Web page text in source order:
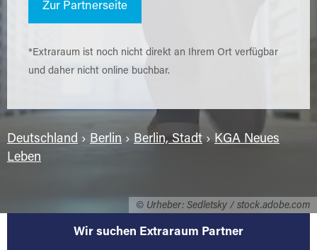
© Urheber: Sedletsky / stock.adobe.com
Zur Partnerseite
*Extraraum ist noch nicht direkt an Ihrem Ort verfügbar
und daher nicht online buchbar.
Deutschland › Berlin › Berlin, Stadt› KGA Neues
Leben
Wir suchen Extraraum Partner